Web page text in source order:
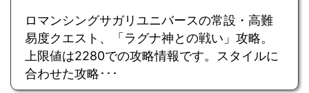
ロマンシングサガリユニバースの常設・高難
易度クエスト、「ラグナ神との戦い」攻略。
上限値は2280での攻略情報です。スタイルに
合わせた攻略･･･